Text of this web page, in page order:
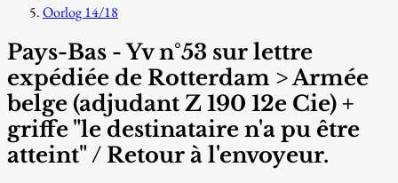
Oorlog 14/18
Pays-Bas - Yv n°53 sur lettre
expédiée de Rotterdam > Armée
belge (adjudant Z 190 12e Cie) +
griffe "le destinataire n'a pu être
atteint" / Retour à l'envoyeur.